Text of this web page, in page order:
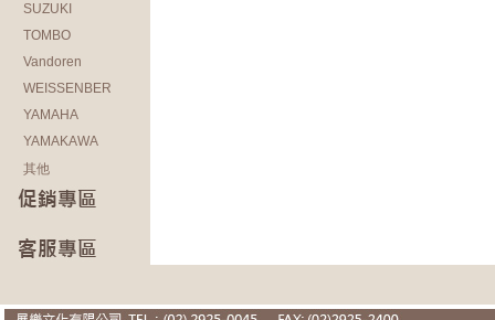
SUZUKI
TOMBO
Vandoren
WEISSENBER
YAMAHA
YAMAKAWA
其他